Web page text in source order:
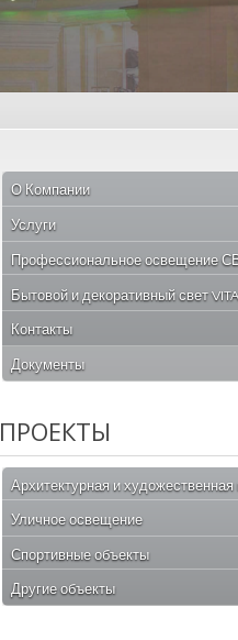
О Компании
Услуги
Профессиональное освещение
Бытовой и декоративный свет
Контакты
Документы
ПРОЕКТЫ
Архитектурная и художественная
Уличное освещение
Спортивные объекты
Другие объекты